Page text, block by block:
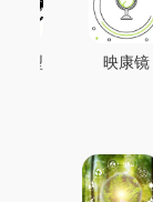
模型 映康镜